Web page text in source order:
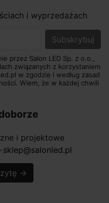
i wyprzedażach
przez Salon LED Sp. z o.o.,
związanych z korzystaniem
w zgodzie i według zasad
Wiem, że w każdej chwili
i projektowe
sklep@salonled.pl
→